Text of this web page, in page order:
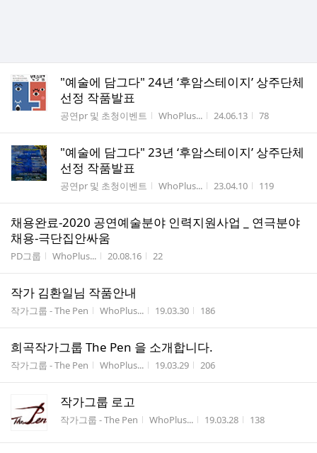
"예술에 담그다" 24년 ‘후암스테이지’ 상주단체
선정 작품발표
게시판명
공연pr 및 초청이벤트 작성자
WhoPlus... 작성시간
24.06.13 조회수
78
"예술에 담그다" 23년 ‘후암스테이지’ 상주단체
선정 작품발표
게시판명
공연pr 및 초청이벤트 작성자
WhoPlus... 작성시간
23.04.10 조회수
119
채용완료-2020 공연예술분야 인력지원사업 _ 연극분야
채용-극단집안싸움
게시판명
PD그룹 작성자
WhoPlus... 작성시간
20.08.16 조회수
22
작가 김환일님 작품안내
게시판명
작가그룹 - The Pen 작성자
WhoPlus... 작성시간
19.03.30 조회수
186
희곡작가그룹 The Pen 을 소개합니다.
게시판명
작가그룹 - The Pen 작성자
WhoPlus... 작성시간
19.03.29 조회수
206
작가그룹 로고
게시판명
작가그룹 - The Pen 작성자
WhoPlus... 작성시간
19.03.28 조회수
138